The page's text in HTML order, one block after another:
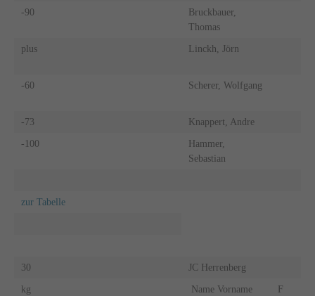
-90
Bruckbauer,
Thomas
plus Linckh, Jörn
-60 Scherer, Wolfgang
-73 Knappert, Andre
-100
Hammer,
Sebastian
zur Tabelle
30 JC Herrenberg
kg Name Vorname F